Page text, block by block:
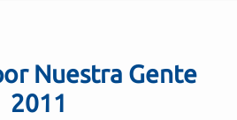
Nuestra Gente
2011